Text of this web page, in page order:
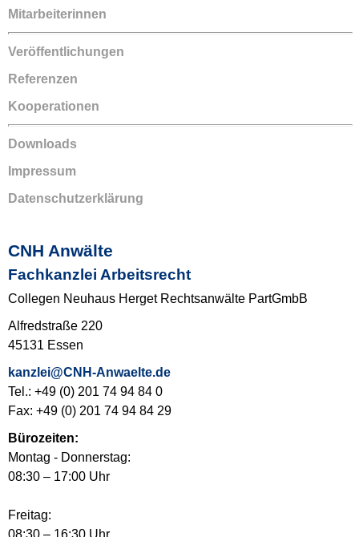
Mitarbeiterinnen
Veröffentlichungen
Referenzen
Kooperationen
Downloads
Impressum
Datenschutzerklärung
CNH Anwälte
Fachkanzlei Arbeitsrecht
Collegen Neuhaus Herget Rechtsanwälte PartGmbB
Alfredstraße 220
45131 Essen
kanzlei@CNH-Anwaelte.de
Tel.: +49 (0) 201 74 94 84 0
Fax: +49 (0) 201 74 94 84 29
Bürozeiten:
Montag - Donnerstag:
08:30 – 17:00 Uhr
Freitag: